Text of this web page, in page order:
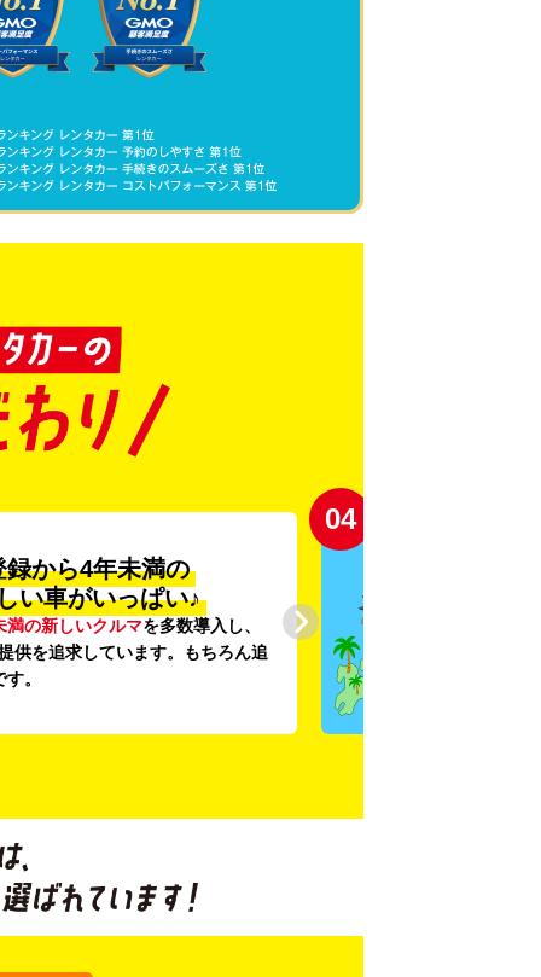
録から4年未満の
い車がいっぱい♪
満の新しいクルマを多数導入し、
供を追求しています。もちろん追
。
04